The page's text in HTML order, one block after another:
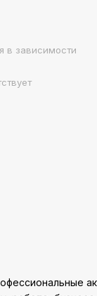
в зависимости